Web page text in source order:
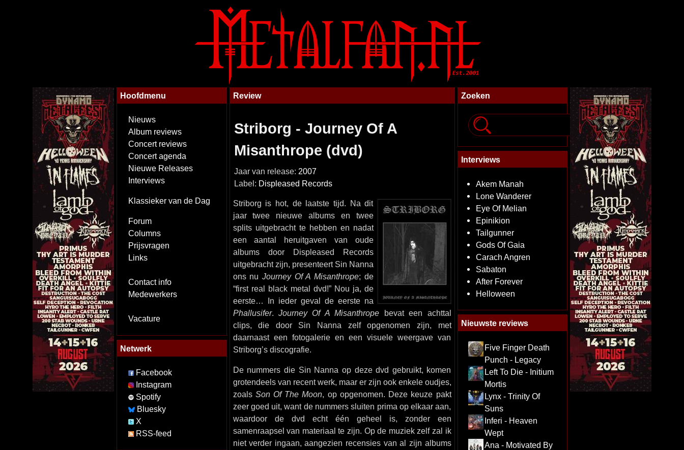
Hoofdmenu
Nieuws
Album reviews
Concert reviews
Concert agenda
Nieuwe Releases
Interviews
Klassieker van de Dag
Forum
Columns
Prijsvragen
Links
Contact info
Medewerkers
Vacature
Netwerk
Facebook
Instagram
Spotify
Bluesky
X
RSS-feed
Review
Striborg - Journey Of A
Misanthrope (dvd)
Jaar van release: 2007
Label: Displeased Records
Striborg is hot, de laatste tijd. Na dit
jaar twee nieuwe albums en twee
splits uitgebracht te hebben en nadat
een aantal heruitgaven van oude
albums door Displeased Records
uitgebracht zijn, presenteert Sin Nanna
ons nu Journey Of A Misanthrope; de
“first real black metal dvd!” Nou ja, de
eerste… In ieder geval de eerste na
Phallusifer. Journey Of A Misanthrope bevat een achttal
clips, die door Sin Nanna zelf opgenomen zijn, met
daarnaast een fotogalerie en een visuele weergave van
Striborg’s discografie.
De nummers die Sin Nanna op deze dvd gebruikt, komen
grotendeels van recent werk, maar er zijn ook enkele oudjes,
zoals Son Of The Moon, op opgenomen. Deze keuze pakt
zeer goed uit, want de nummers sluiten prima op elkaar aan,
waardoor de dvd echt één geheel is, zonder een
samenraapsel van materiaal te zijn. Op de muziek zelf zal ik
niet verder ingaan, aangezien recensies van al zijn albums
Zoeken
Interviews
Akem Manah
Lone Wanderer
Eye Of Melian
Epinikion
Tailgunner
Gods Of Gaia
Carach Angren
Sabaton
After Forever
Helloween
Nieuwste reviews
Five Finger Death
Punch - Legacy
Left To Die - Initium
Mortis
Lynx - Trinity Of
Suns
Inferi - Heaven
Wept
Ana - Motivated By